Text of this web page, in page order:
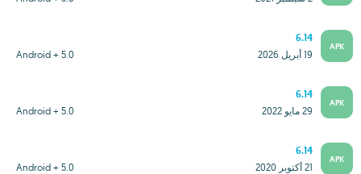
APK
6.14
Android + 5.0 19 أبريل 2026
APK
6.14
Android + 5.0 29 مايو 2022
APK
6.14
Android + 5.0 21 أكتوبر 2020